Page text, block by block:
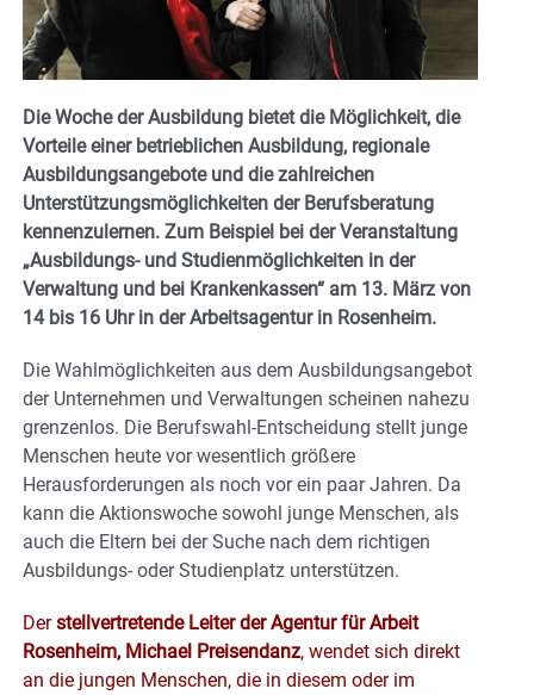
Die Woche der Ausbildung bietet die Möglichkeit, die
Vorteile einer betrieblichen Ausbildung, regionale
Ausbildungsangebote und die zahlreichen
Unterstützungsmöglichkeiten der Berufsberatung
kennenzulernen. Zum Beispiel bei der Veranstaltung
„Ausbildungs- und Studienmöglichkeiten in der
Verwaltung und bei Krankenkassen“ am 13. März von
14 bis 16 Uhr in der Arbeitsagentur in Rosenheim.
Die Wahlmöglichkeiten aus dem Ausbildungsangebot
der Unternehmen und Verwaltungen scheinen nahezu
grenzenlos. Die Berufswahl-Entscheidung stellt junge
Menschen heute vor wesentlich größere
Herausforderungen als noch vor ein paar Jahren. Da
kann die Aktionswoche sowohl junge Menschen, als
auch die Eltern bei der Suche nach dem richtigen
Ausbildungs- oder Studienplatz unterstützen.
Derstellvertretende Leiter der Agentur für Arbeit
Rosenheim, Michael Preisendanz, wendet sich direkt
an die jungen Menschen, die in diesem oder im